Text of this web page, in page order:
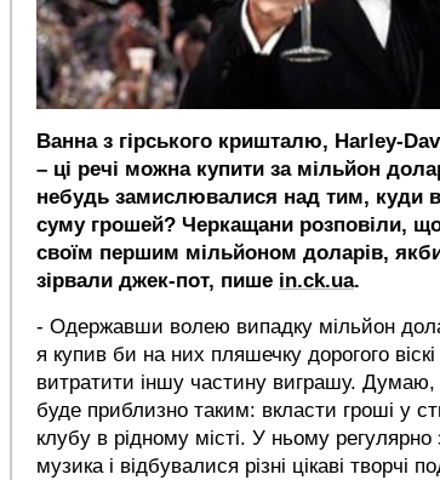
Ванна з гірського кришталю, Harley-
– ці речі можна купити за мільйон
небудь замислювалися над тим, куди
суму грошей? Черкащани розповіли,
своїм першим мільйоном доларів,
зірвали джек-пот, пише in.ck.ua.
- Одержавши волею випадку мільйон
я купив би на них пляшечку дорогого
витратити іншу частину виграшу.
буде приблизно таким: вкласти гроші у
клубу в рідному місті. У ньому
музика і відбувалися різні цікаві творчі